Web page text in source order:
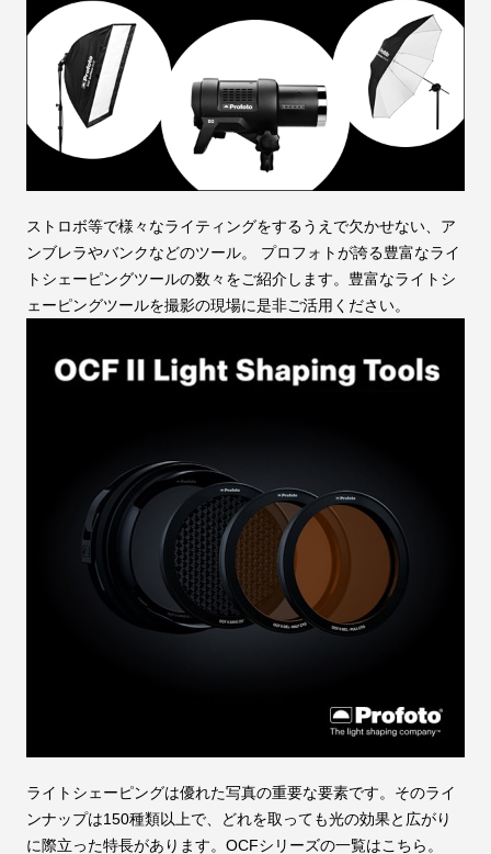
ストロボ等で様々なライティングをするうえで欠かせない、ア
ンブレラやバンクなどのツール。 プロフォトが誇る豊富なライ
トシェーピングツールの数々をご紹介します。豊富なライトシ
ェーピングツールを撮影の現場に是非ご活用ください。
ライトシェーピングは優れた写真の重要な要素です。そのライ
ンナップは150種類以上で、どれを取っても光の効果と広がり
に際立った特長があります。OCFシリーズの一覧はこちら。